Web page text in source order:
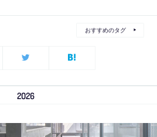
おすすめのタグ
2026